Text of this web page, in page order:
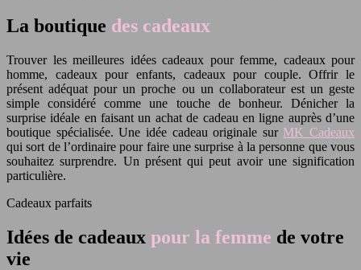
La boutique des cadeaux
Trouver les meilleures idées cadeaux pour femme, cadeaux pour
homme, cadeaux pour enfants, cadeaux pour couple. Offrir le
présent adéquat pour un proche ou un collaborateur est un geste
simple considéré comme une touche de bonheur. Dénicher la
surprise idéale en faisant un achat de cadeau en ligne auprès d’une
boutique spécialisée. Une idée cadeau originale sur MK Cadeaux
qui sort de l’ordinaire pour faire une surprise à la personne que vous
souhaitez surprendre. Un présent qui peut avoir une signification
particulière.
Cadeaux parfaits
Idées de cadeaux pour la femme de votre
vie